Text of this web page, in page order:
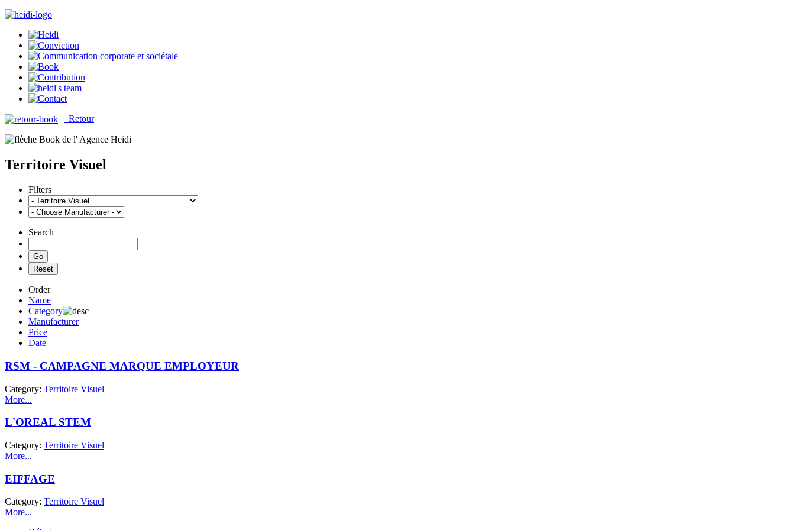
Retour
Territoire Visuel
Filters
Search
Order
Name
Category
Manufacturer
Price
Date
RSM - CAMPAGNE MARQUE EMPLOYEUR
Category: Territoire Visuel
More...
L'OREAL STEM
Category: Territoire Visuel
More...
EIFFAGE
Category: Territoire Visuel
More...